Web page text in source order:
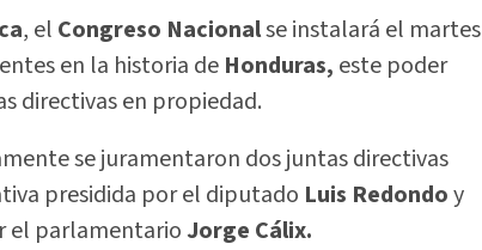
, el Congreso Nacionalse instalará el martes
en la historia de Honduras, este poder
directivas en propiedad.
se juramentaron dos juntas directivas
presidida por el diputado Luis Redondoy
el parlamentarioJorge Cálix.